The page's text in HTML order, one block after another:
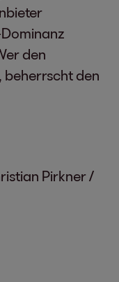
den
beherrscht den
Pirkner /